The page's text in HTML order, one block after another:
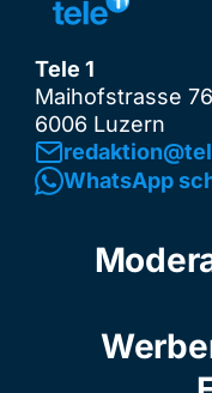
Tele 1
Maihofstrasse 76
6006 Luzern
WhatsApp